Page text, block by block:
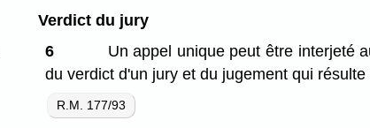
Verdict du jury
6
Un appel unique peut être interjeté
du verdict d'un jury et du jugement qui
R.M. 177/93